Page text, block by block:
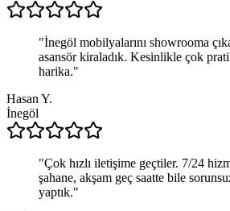
"İnegöl mobilyalarını showrooma
asansör kiraladık. Kesinlikle çok
harika."
Hasan Y.
İnegöl
"Çok hızlı iletişime geçtiler. 7/24
şahane, akşam geç saatte bile
yaptık."